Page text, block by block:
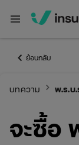
menu
keyboard_arrow_left ย้อนกลับ
บทความ keyboard_arrow_right พ.ร.บ
จะซื้อ